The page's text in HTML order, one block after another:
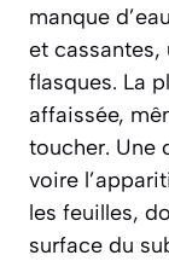
manque
et cassantes,
flasques. La
affaissée,
toucher. Une
voire
les feuilles,
surface du